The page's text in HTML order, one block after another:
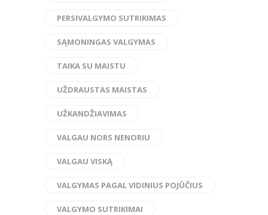
PERSIVALGYMO SUTRIKIMAS
SĄMONINGAS VALGYMAS
TAIKA SU MAISTU
UŽDRAUSTAS MAISTAS
UŽKANDŽIAVIMAS
VALGAU NORS NENORIU
VALGAU VISKĄ
VALGYMAS PAGAL VIDINIUS POJŪČIUS
VALGYMO SUTRIKIMAI